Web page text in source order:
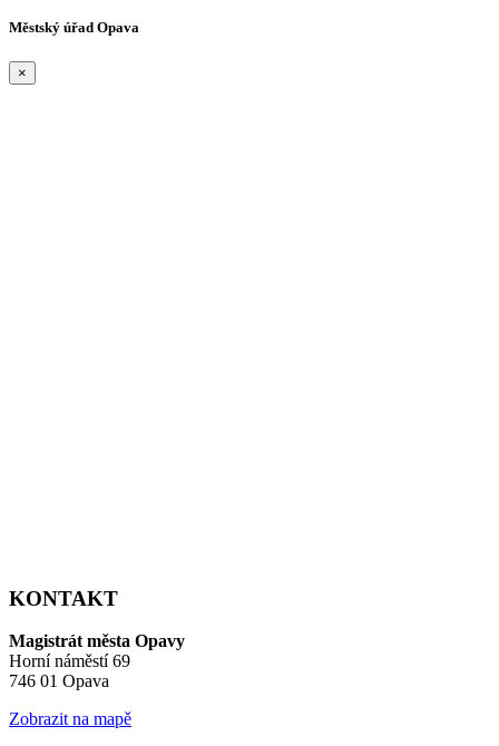
Městský úřad Opava
×
KONTAKT
Magistrát města Opavy
Horní náměstí 69
746 01 Opava
Zobrazit na mapě